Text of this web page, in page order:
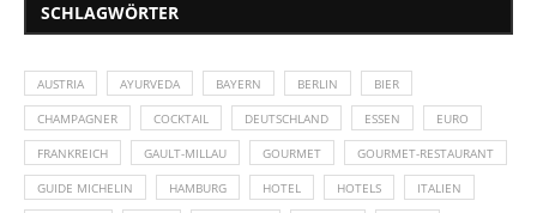
SCHLAGWÖRTER
AUSTRIA AYURVEDA BAYERN BERLIN BIER
CHAMPAGNER COCKTAIL DEUTSCHLAND ESSEN EURO
FRANKREICH GAULT-MILLAU GOURMET GOURMET-RESTAURANT
GUIDE MICHELIN HAMBURG HOTEL HOTELS ITALIEN